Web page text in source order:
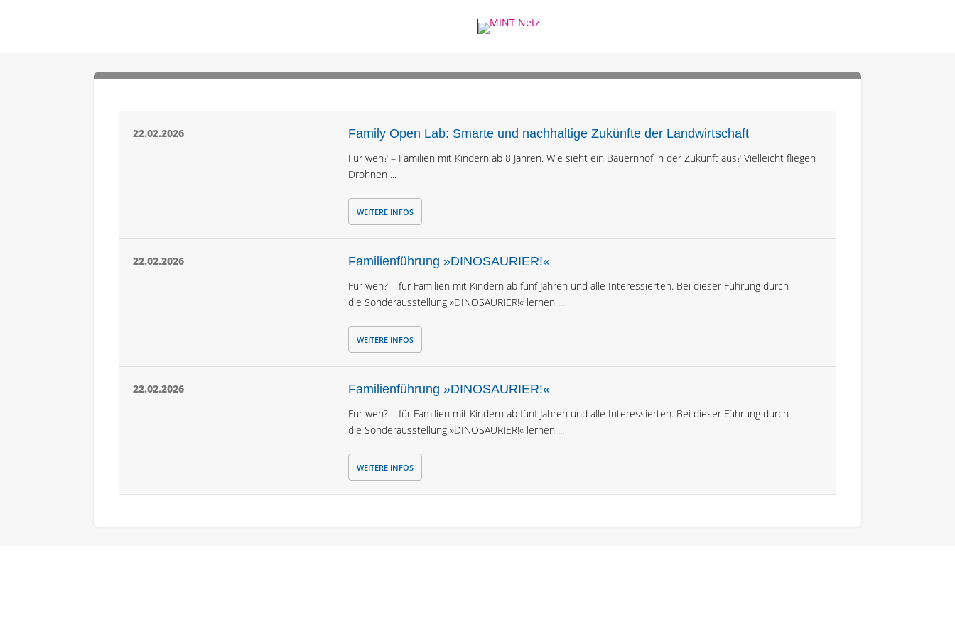
22.02.2026 Family Open Lab: Smarte und nachhaltige Zukünfte der Landwirtschaft
Für wen? – Familien mit Kindern ab 8 Jahren. Wie sieht ein Bauernhof in der Zukunft aus? Vielleicht fliegen
Drohnen ...
WEITERE INFOS
22.02.2026 Familienführung »DINOSAURIER!«
Für wen? – für Familien mit Kindern ab fünf Jahren und alle Interessierten. Bei dieser Führung durch
die Sonderausstellung »DINOSAURIER!« lernen ...
WEITERE INFOS
22.02.2026 Familienführung »DINOSAURIER!«
Für wen? – für Familien mit Kindern ab fünf Jahren und alle Interessierten. Bei dieser Führung durch
die Sonderausstellung »DINOSAURIER!« lernen ...
WEITERE INFOS